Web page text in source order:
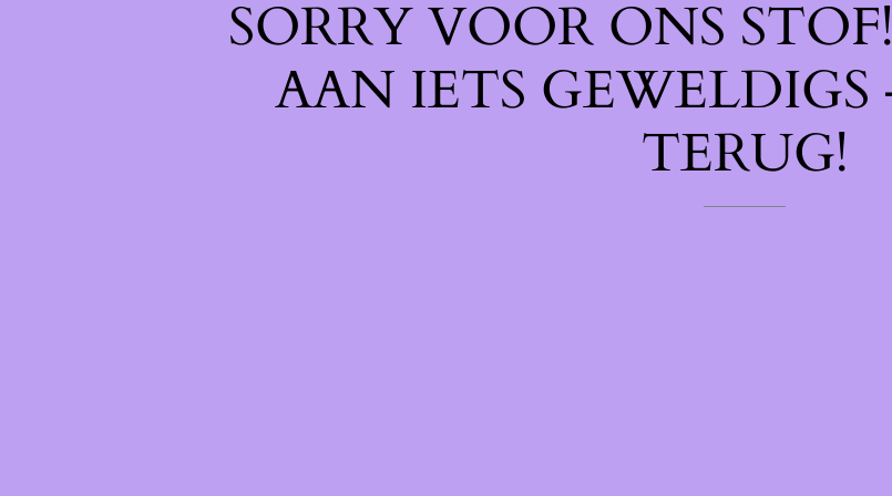
SORRY VOOR ONS
AAN IETS
TERUG!